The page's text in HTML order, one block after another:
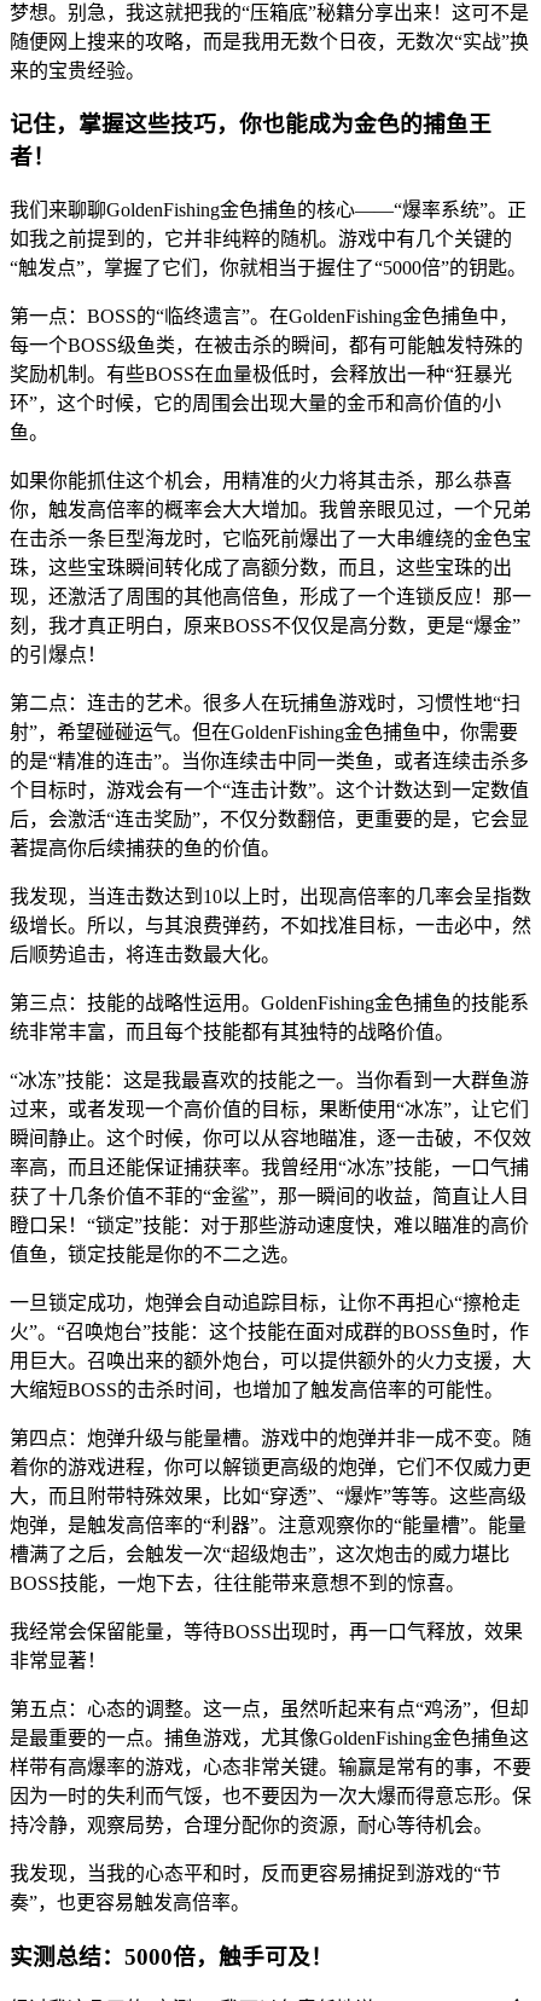
梦想。别急，我这就把我的“压箱底”秘籍分享出来！这可不是
随便网上搜来的攻略，而是我用无数个日夜，无数次“实战”换
来的宝贵经验。
记住，掌握这些技巧，你也能成为金色的捕鱼王
者！
我们来聊聊GoldenFishing金色捕鱼的核心——“爆率系统”。正
如我之前提到的，它并非纯粹的随机。游戏中有几个关键的
“触发点”，掌握了它们，你就相当于握住了“5000倍”的钥匙。
第一点：BOSS的“临终遗言”。在GoldenFishing金色捕鱼中，
每一个BOSS级鱼类，在被击杀的瞬间，都有可能触发特殊的
奖励机制。有些BOSS在血量极低时，会释放出一种“狂暴光
环”，这个时候，它的周围会出现大量的金币和高价值的小
鱼。
如果你能抓住这个机会，用精准的火力将其击杀，那么恭喜
你，触发高倍率的概率会大大增加。我曾亲眼见过，一个兄弟
在击杀一条巨型海龙时，它临死前爆出了一大串缠绕的金色宝
珠，这些宝珠瞬间转化成了高额分数，而且，这些宝珠的出
现，还激活了周围的其他高倍鱼，形成了一个连锁反应！那一
刻，我才真正明白，原来BOSS不仅仅是高分数，更是“爆金”
的引爆点！
第二点：连击的艺术。很多人在玩捕鱼游戏时，习惯性地“扫
射”，希望碰碰运气。但在GoldenFishing金色捕鱼中，你需要
的是“精准的连击”。当你连续击中同一类鱼，或者连续击杀多
个目标时，游戏会有一个“连击计数”。这个计数达到一定数值
后，会激活“连击奖励”，不仅分数翻倍，更重要的是，它会显
著提高你后续捕获的鱼的价值。
我发现，当连击数达到10以上时，出现高倍率的几率会呈指数
级增长。所以，与其浪费弹药，不如找准目标，一击必中，然
后顺势追击，将连击数最大化。
第三点：技能的战略性运用。GoldenFishing金色捕鱼的技能系
统非常丰富，而且每个技能都有其独特的战略价值。
“冰冻”技能：这是我最喜欢的技能之一。当你看到一大群鱼游
过来，或者发现一个高价值的目标，果断使用“冰冻”，让它们
瞬间静止。这个时候，你可以从容地瞄准，逐一击破，不仅效
率高，而且还能保证捕获率。我曾经用“冰冻”技能，一口气捕
获了十几条价值不菲的“金鲨”，那一瞬间的收益，简直让人目
瞪口呆！“锁定”技能：对于那些游动速度快，难以瞄准的高价
值鱼，锁定技能是你的不二之选。
一旦锁定成功，炮弹会自动追踪目标，让你不再担心“擦枪走
火”。“召唤炮台”技能：这个技能在面对成群的BOSS鱼时，作
用巨大。召唤出来的额外炮台，可以提供额外的火力支援，大
大缩短BOSS的击杀时间，也增加了触发高倍率的可能性。
第四点：炮弹升级与能量槽。游戏中的炮弹并非一成不变。随
着你的游戏进程，你可以解锁更高级的炮弹，它们不仅威力更
大，而且附带特殊效果，比如“穿透”、“爆炸”等等。这些高级
炮弹，是触发高倍率的“利器”。注意观察你的“能量槽”。能量
槽满了之后，会触发一次“超级炮击”，这次炮击的威力堪比
BOSS技能，一炮下去，往往能带来意想不到的惊喜。
我经常会保留能量，等待BOSS出现时，再一口气释放，效果
非常显著！
第五点：心态的调整。这一点，虽然听起来有点“鸡汤”，但却
是最重要的一点。捕鱼游戏，尤其像GoldenFishing金色捕鱼这
样带有高爆率的游戏，心态非常关键。输赢是常有的事，不要
因为一时的失利而气馁，也不要因为一次大爆而得意忘形。保
持冷静，观察局势，合理分配你的资源，耐心等待机会。
我发现，当我的心态平和时，反而更容易捕捉到游戏的“节
奏”，也更容易触发高倍率。
实测总结：5000倍，触手可及！